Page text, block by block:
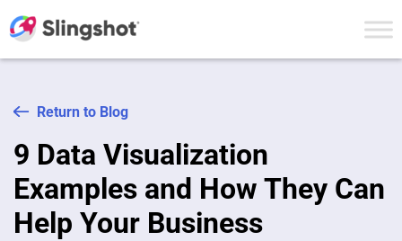
Return to Blog
9 Data Visualization
Examples and How They Can
Help Your Business